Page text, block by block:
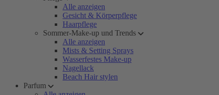
Alle anzeigen
Gesicht & Körperpflege
Haarpflege
Sommer-Make-up und Trends
Alle anzeigen
Mists & Setting Sprays
Wasserfestes Make-up
Nagellack
Beach Hair stylen
Parfum